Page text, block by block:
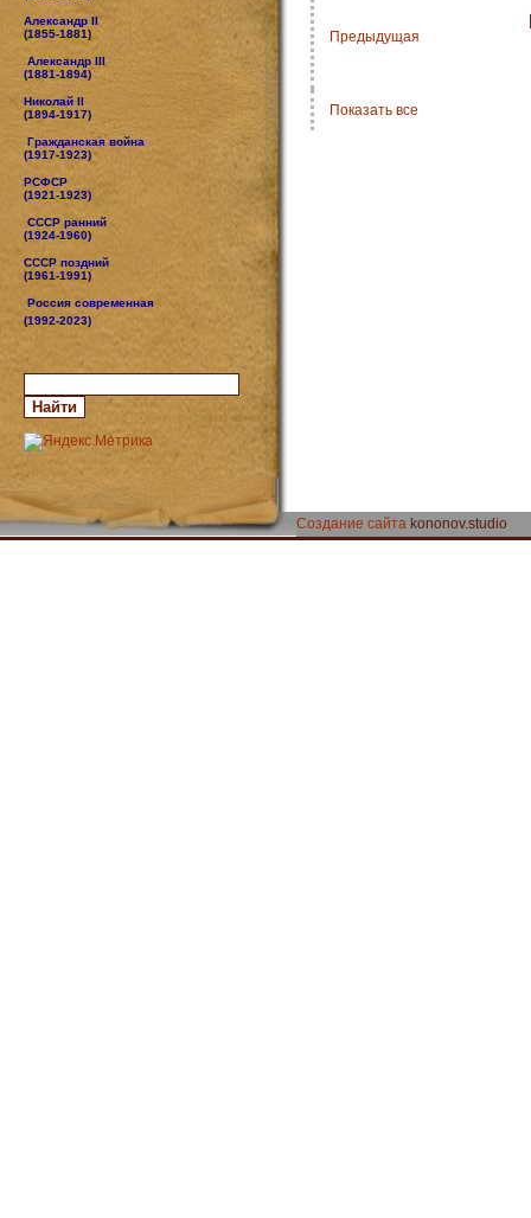
Александр II
(1855-1881)
Александр III
(1881-1894)
Николай II
(1894-1917)
Гражданская война
(1917-1923)
РСФСР
(1921-1923)
СССР ранний
(1924-1960)
СССР поздний
(1961-1991)
Россия современная
(1992-2023)
Предыдущая
Показать все
Создание сайта kononov.studio